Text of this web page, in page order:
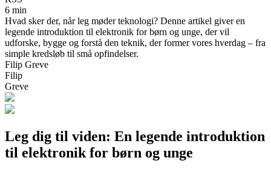
6 min
Hvad sker der, når leg møder teknologi? Denne artikel giver en
legende introduktion til elektronik for børn og unge, der vil
udforske, bygge og forstå den teknik, der former vores hverdag – fra
simple kredsløb til små opfindelser.
Filip Greve
Filip
Greve
Leg dig til viden: En legende introduktion
til elektronik for børn og unge